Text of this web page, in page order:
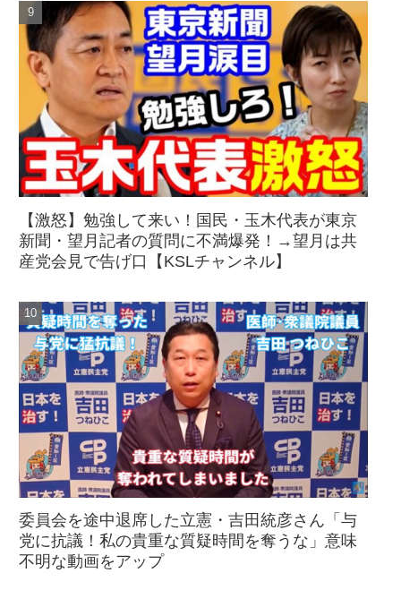
【激怒】勉強して来い！国民・玉木代表が東京
新聞・望月記者の質問に不満爆発！→望月は共
産党会見で告げ口【KSLチャンネル】
委員会を途中退席した立憲・吉田統彦さん「与
党に抗議！私の貴重な質疑時間を奪うな」意味
不明な動画をアップ